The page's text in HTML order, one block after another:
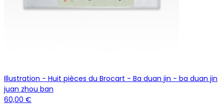
Illustration - Huit pièces du Brocart - Ba duan jin - ba duan jin
juan zhou ban
60,00 €